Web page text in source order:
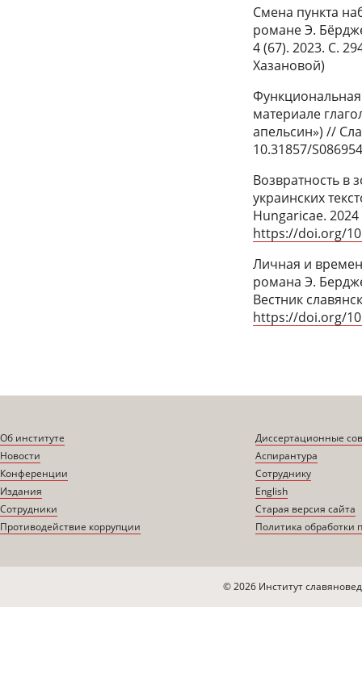
Смена пункта
романе Э.
4 (67). 2023. С.
Хазановой)
материале
апельсин») //
10.31857/
Возвратность в
украинских
Hungaricae.
https://doi.org/
Личная и
романа Э.
Вестник
https://doi.org/
Об институте
Новости
Конференции
Издания
Сотрудники
Противодействие коррупции
Диссертационные
Аспирантура
Сотруднику
English
Старая версия сайта
Политика обработки
© 2026 Институт